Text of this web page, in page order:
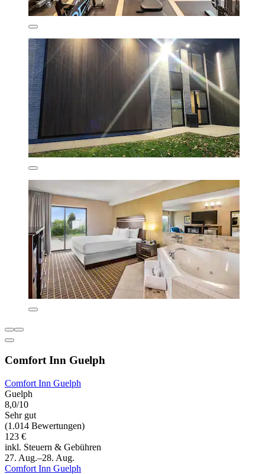
Comfort Inn Guelph
Comfort Inn Guelph
Guelph
8,0/10
Sehr gut
(1.014 Bewertungen)
123 €
inkl. Steuern & Gebühren
27. Aug.–28. Aug.
Comfort Inn Guelph